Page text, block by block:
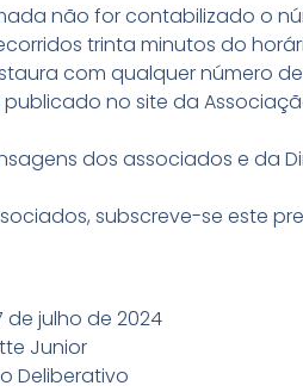
não for contabilizado o
trinta minutos do
com qualquer número
no site da
dos associados e da
subscreve-se este
de julho de 2024
Junior
Deliberativo